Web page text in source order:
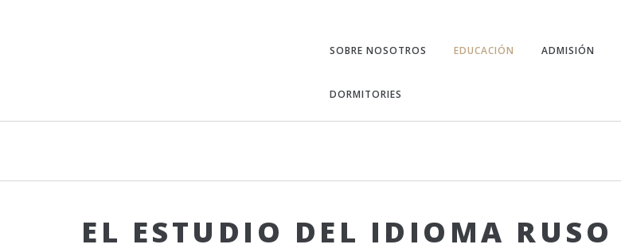
SOBRE NOSOTROS EDUCACIÓN ADMISIÓN
DORMITORIES
EL ESTUDIO DEL IDIOMA RUSO